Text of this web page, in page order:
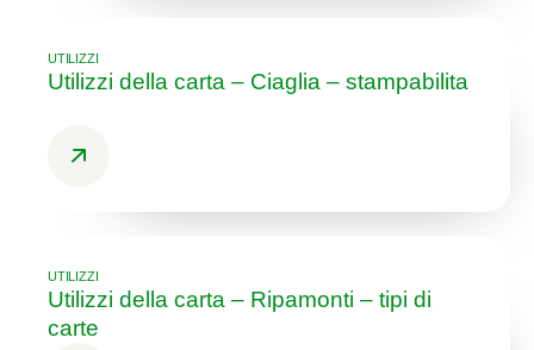
UTILIZZI
Utilizzi della carta – Ciaglia – stampabilita
UTILIZZI
Utilizzi della carta – Ripamonti – tipi di
carte